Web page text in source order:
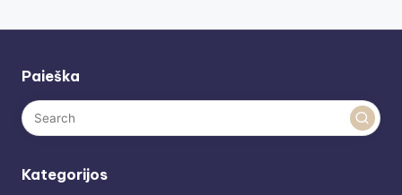
Paieška
Kategorijos